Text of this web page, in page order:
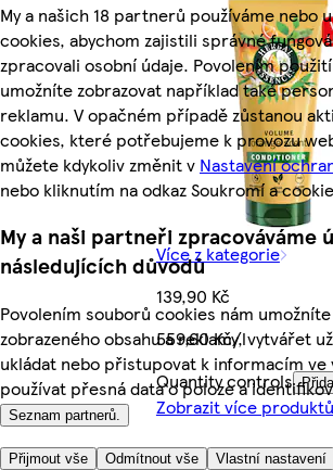
My a našich 18 partnerů používáme nebo
cookies, abychom zajistili správné
zpracovali osobní údaje. Povolením
umožníte zobrazovat například také
reklamu. V opačném případě zůstanou
cookies, které potřebujeme k provozu
můžete kdykoliv změnit v Nastavení
nebo kliknutím na odkaz Soukromí a
My a naši partneři zpracováváme
následujících důvodů
Povolením souborů cookies nám
zobrazeného obsahu a reklamy, vytvářet
ukládat nebo přistupovat k informacím ve
používat přesná data o poloze a
Seznam partnerů.
Přijmout vše Odmítnout vše Vlastní nastavení
Více z kategorie
139,90 Kč
559,60 Kč/l
Quantity controls
Zobrazit více